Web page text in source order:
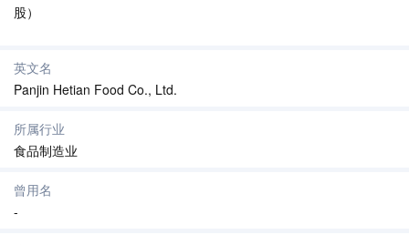
股）
英文名
Panjin Hetian Food Co., Ltd.
所属行业
食品制造业
曾用名
-